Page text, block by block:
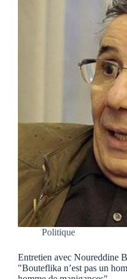
Politique
Entretien avec Noureddine
"Bouteflika n’est pas un